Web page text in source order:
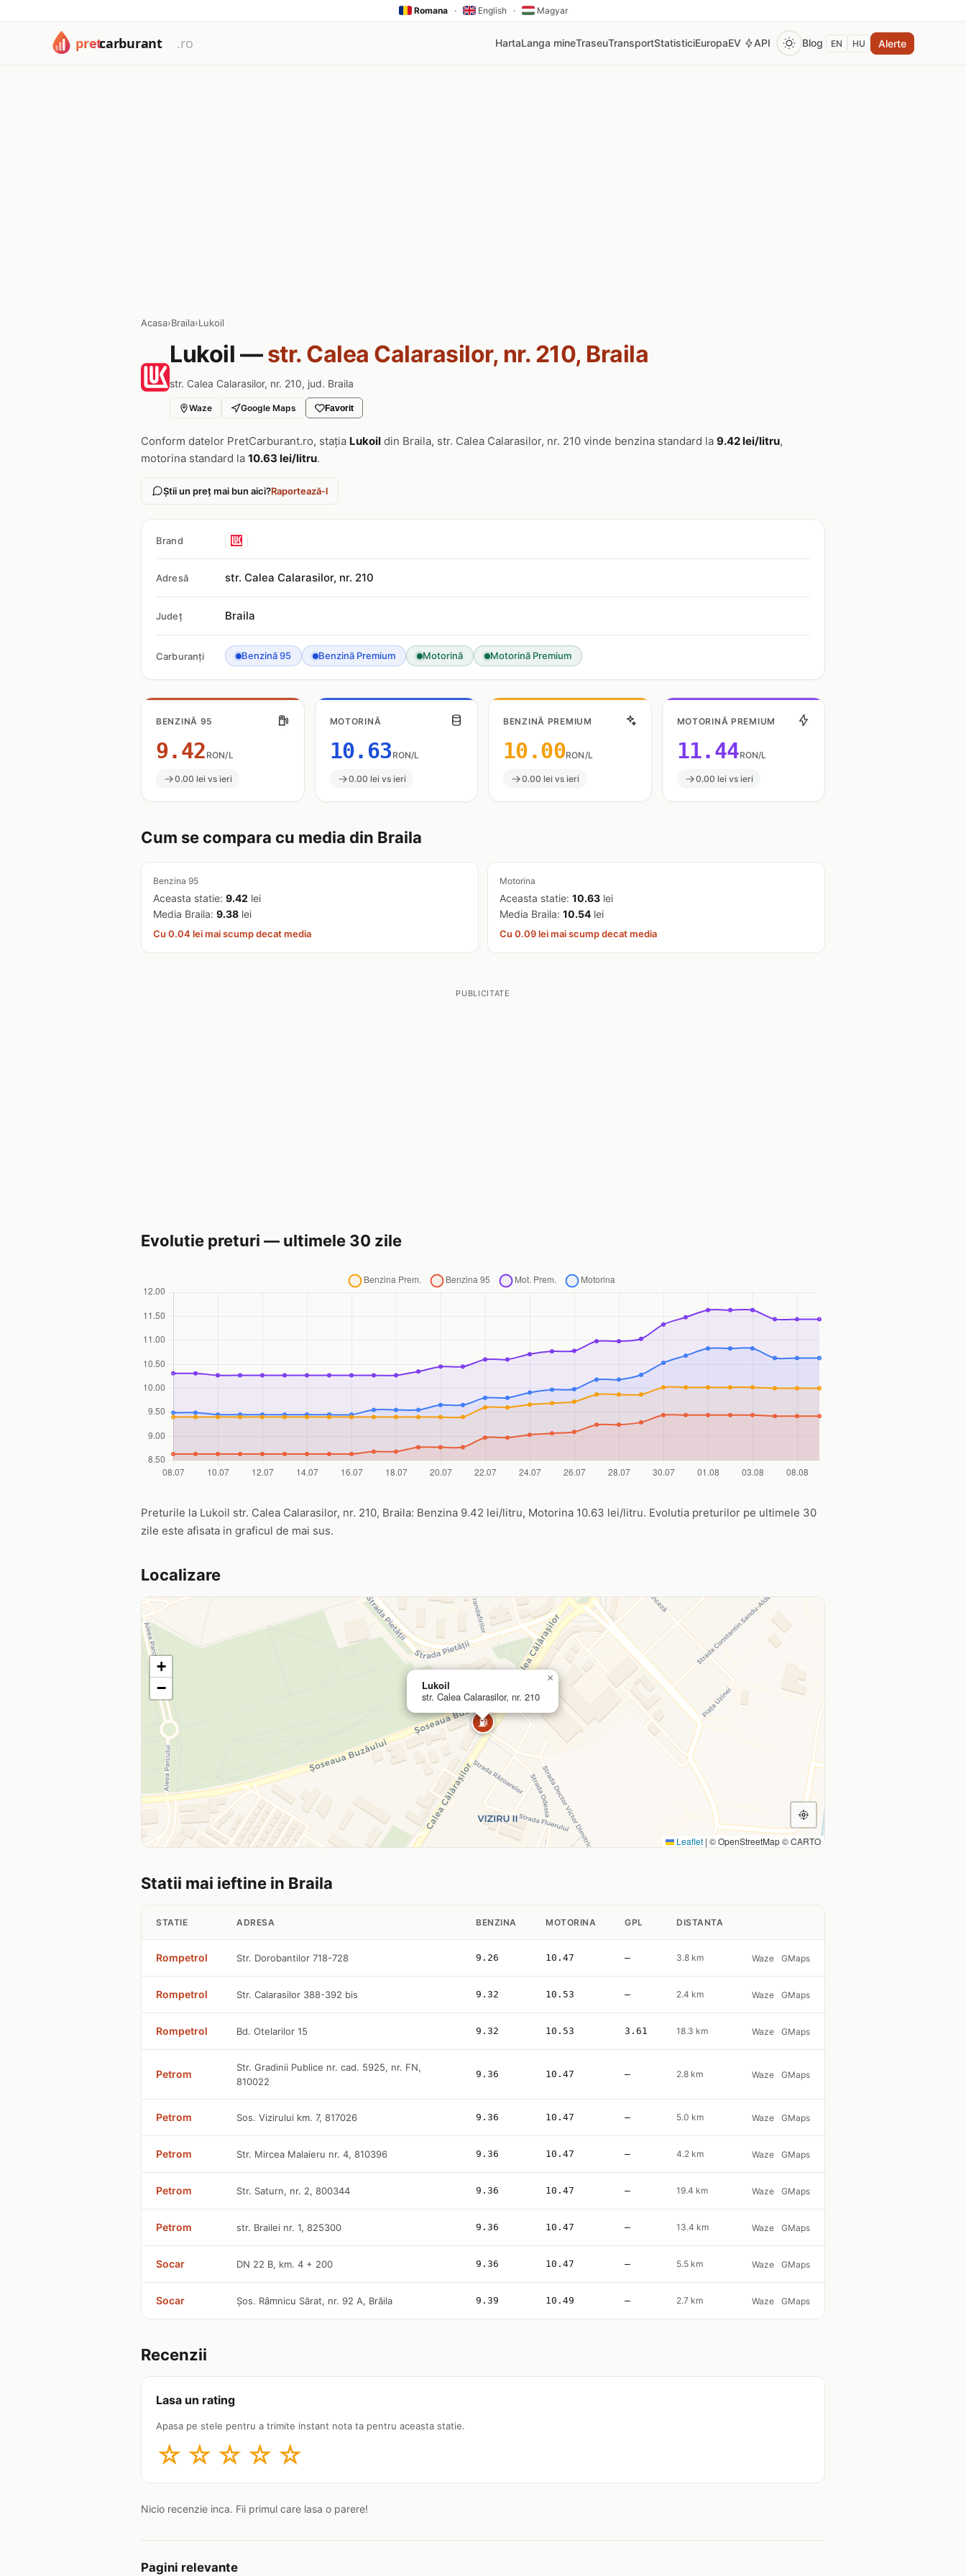
Romana · English · Magyar
HartaLanga mineTraseuTransportStatisticiEuropaEV API Blog EN HU Alerte
Acasa›Braila›Lukoil
Lukoil —str. Calea Calarasilor, nr. 210, Braila
str. Calea Calarasilor, nr. 210, jud. Braila
Waze Google Maps Favorit
Conform datelor PretCarburant.ro, stația Lukoil din Braila, str. Calea Calarasilor, nr. 210 vinde benzina standard la 9.42 lei/litru,
motorina standard la 10.63 lei/litru.
Știi un preț mai bun aici?Raportează-l
Brand
Adresă str. Calea Calarasilor, nr. 210
Județ Braila
Carburanți Benzină 95 Benzină Premium Motorină Motorină Premium
BENZINĂ 95
9.42 RON/L
0.00 lei vs ieri
MOTORINĂ
10.63 RON/L
0.00 lei vs ieri
BENZINĂ PREMIUM
10.00RON/L
0.00 lei vs ieri
MOTORINĂ PREMIUM
11.44RON/L
0.00 lei vs ieri
Cum se compara cu media din Braila
Benzina 95
Aceasta statie: 9.42 lei
Media Braila: 9.38 lei
Cu 0.04 lei mai scump decat media
Motorina
Aceasta statie: 10.63 lei
Media Braila: 10.54 lei
Cu 0.09 lei mai scump decat media
PUBLICITATE
Evolutie preturi — ultimele 30 zile
Preturile la Lukoil str. Calea Calarasilor, nr. 210, Braila: Benzina 9.42 lei/litru, Motorina 10.63 lei/litru. Evolutia preturilor pe ultimele 30
zile este afisata in graficul de mai sus.
Localizare
⛽
Lukoil
str. Calea Calarasilor, nr. 210
×
+
−
Leaflet | © OpenStreetMap © CARTO
Statii mai ieftine in Braila
STATIE ADRESA BENZINA MOTORINA GPL DISTANTA
Rompetrol Str. Dorobantilor 718-728 9.26 10.47 — 3.8 km Waze GMaps
Rompetrol Str. Calarasilor 388-392 bis 9.32 10.53 — 2.4 km Waze GMaps
Rompetrol Bd. Otelarilor 15 9.32 10.53 3.61 18.3 km Waze GMaps
Petrom
Str. Gradinii Publice nr. cad. 5925, nr. FN,
810022
9.36 10.47 — 2.8 km Waze GMaps
Petrom Sos. Vizirului km. 7, 817026 9.36 10.47 — 5.0 km Waze GMaps
Petrom Str. Mircea Malaieru nr. 4, 810396 9.36 10.47 — 4.2 km Waze GMaps
Petrom Str. Saturn, nr. 2, 800344 9.36 10.47 — 19.4 km Waze GMaps
Petrom str. Brailei nr. 1, 825300 9.36 10.47 — 13.4 km Waze GMaps
Socar DN 22 B, km. 4 + 200 9.36 10.47 — 5.5 km Waze GMaps
Socar Șos. Râmnicu Sărat, nr. 92 A, Brăila 9.39 10.49 — 2.7 km Waze GMaps
Recenzii
Lasa un rating
Apasa pe stele pentru a trimite instant nota ta pentru aceasta statie.
☆ ☆ ☆ ☆ ☆
Nicio recenzie inca. Fii primul care lasa o parere!
Pagini relevante